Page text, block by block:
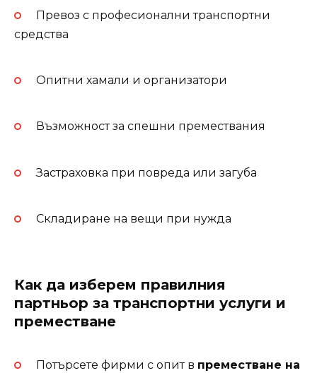
Превоз с професионални транспортни
средства
Опитни хамали и организатори
Възможност за спешни премествания
Застраховка при повреда или загуба
Складиране на вещи при нужда
Как да изберем правилния
партньор за транспортни услуги и
преместване
Потърсете фирми с опит в преместване на